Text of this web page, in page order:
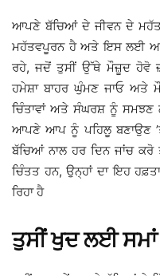
ਆਪਣੇ ਬੱਚਿਆਂ ਦੇ ਜੀਵਨ ਦੇ
ਮਹੱਤਵਪੂਰਨ ਹੈ ਅਤੇ ਇਸ ਲਈ
ਰਹੇ, ਜਦੋਂ ਤੁਸੀਂ ਉੱਥੇ ਮੌਜ਼ੂਦ ਹੋਵੋ
ਹਮੇਸ਼ਾ ਬਾਹਰ ਘੁੰਮਣ ਜਾਓ ਅਤੇ
ਚਿੰਤਾਵਾਂ ਅਤੇ ਸੰਘਰਸ਼ ਨੂੰ ਸਮਝਣ
ਆਪਣੇ ਆਪ ਨੂੰ ਪਹਿਲੂ ਬਣਾਉਣ
ਬੱਚਿਆਂ ਨਾਲ ਹਰ ਦਿਨ ਜਾਂਚ ਕਰੋ
ਚਿੰਤਤ ਹਨ, ਉਨ੍ਹਾਂ ਦਾ ਇਹ
ਰਿਹਾ ਹੈ
ਤੁਸੀਂ ਖੁਦ ਲਈ